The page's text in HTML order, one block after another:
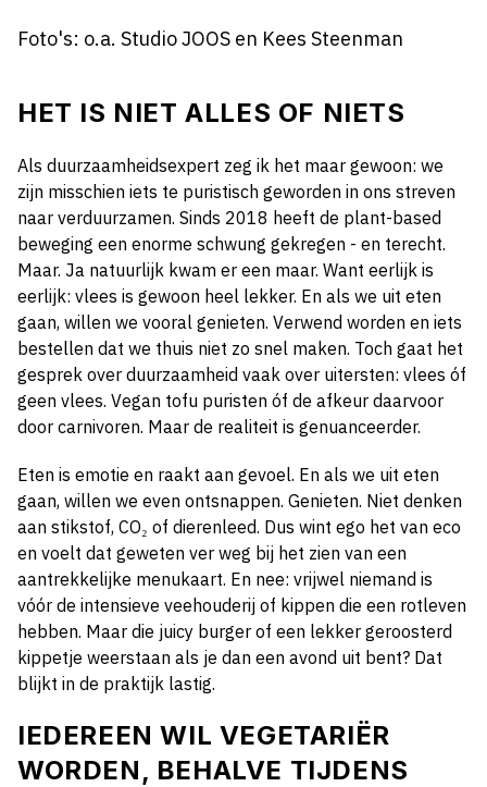
Foto's: o.a. Studio JOOS en Kees Steenman
HET IS NIET ALLES OF NIETS
Als duurzaamheidsexpert zeg ik het maar gewoon: we
zijn misschien iets te puristisch geworden in ons streven
naar verduurzamen. Sinds 2018 heeft de plant-based
beweging een enorme schwung gekregen - en terecht.
Maar. Ja natuurlijk kwam er een maar. Want eerlijk is
eerlijk: vlees is gewoon heel lekker. En als we uit eten
gaan, willen we vooral genieten. Verwend worden en iets
bestellen dat we thuis niet zo snel maken. Toch gaat het
gesprek over duurzaamheid vaak over uitersten: vlees óf
geen vlees. Vegan tofu puristen óf de afkeur daarvoor
door carnivoren. Maar de realiteit is genuanceerder.
Eten is emotie en raakt aan gevoel. En als we uit eten
gaan, willen we even ontsnappen. Genieten. Niet denken
aan stikstof, CO₂ of dierenleed. Dus wint ego het van eco
en voelt dat geweten ver weg bij het zien van een
aantrekkelijke menukaart. En nee: vrijwel niemand is
vóór de intensieve veehouderij of kippen die een rotleven
hebben. Maar die juicy burger of een lekker geroosterd
kippetje weerstaan als je dan een avond uit bent? Dat
blijkt in de praktijk lastig.
IEDEREEN WIL VEGETARIËR
WORDEN, BEHALVE TIJDENS